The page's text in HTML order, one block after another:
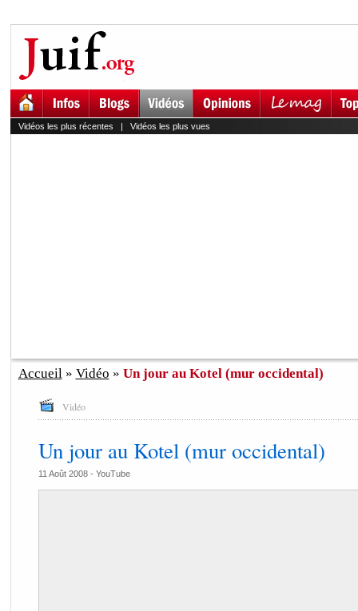
Vidéos les plus récentes | Vidéos les plus vues
Accueil» Vidéo » Un jour au Kotel (mur occidental)
Vidéo
Un jour au Kotel (mur occidental)
11 Août 2008 - YouTube